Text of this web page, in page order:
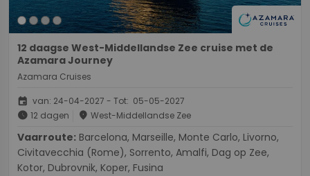
12 daagse West-Middellandse Zee cruise met de
Azamara Journey
Azamara Cruises
event van: 24-04-2027 - Tot: 05-05-2027
schedule 12 dagen place West-Middellandse Zee
Vaarroute:
Civitavecchia (Rome), Sorrento, Amalfi, Dag op Zee,
Kotor, Dubrovnik, Koper, Fusina